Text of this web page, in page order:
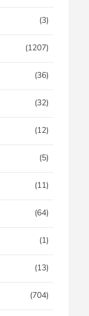
(3)
(1207)
(36)
(32)
(12)
(5)
(11)
(64)
(1)
(13)
(704)